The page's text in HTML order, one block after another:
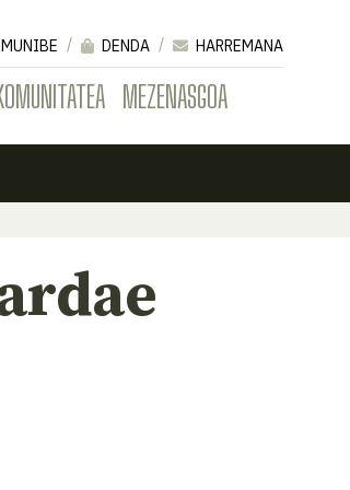
MEZENASGOA
MUNIBE DENDA
HARREMANA